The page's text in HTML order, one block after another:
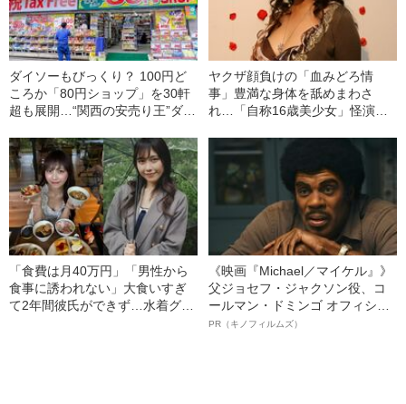
ダイソーもびっくり？ 100円ど
ころか「80円ショップ」を30軒
超も展開…“関西の安売り王”ダイ
の衝撃
ヤクザ顔負けの「血みどろ情
事」豊満な身体を舐めまわさ
れ…「自称16歳美少女」怪演
ぎる“熟れ方”
「食費は月40万円」「男性から
食事に誘われない」大食いすぎ
て2年間彼氏ができず…水着グラ
《映画『Michael／マイケル』》
父ジョセフ・ジャクソン役、コ
ールマン・ドミンゴ オフィシャ
ルインタビュー“観客を魅了した
PR（キノフィルムズ）